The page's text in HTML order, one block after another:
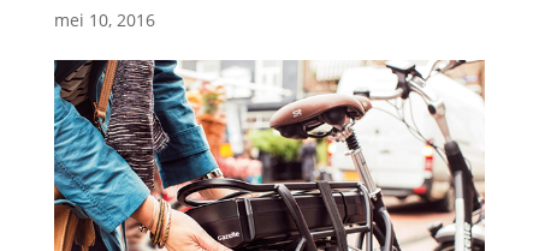
mei 10, 2016